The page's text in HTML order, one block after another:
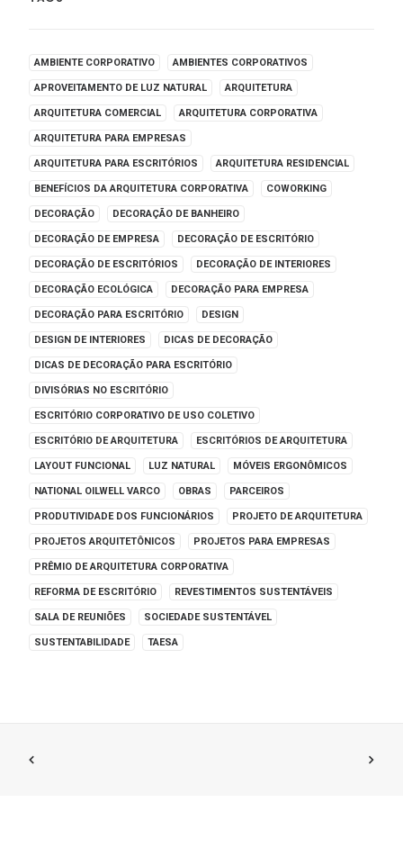
AMBIENTE CORPORATIVO AMBIENTES CORPORATIVOS
APROVEITAMENTO DE LUZ NATURAL ARQUITETURA
ARQUITETURA COMERCIAL ARQUITETURA CORPORATIVA
ARQUITETURA PARA EMPRESAS
ARQUITETURA PARA ESCRITÓRIOS ARQUITETURA RESIDENCIAL
BENEFÍCIOS DA ARQUITETURA CORPORATIVA COWORKING
DECORAÇÃO DECORAÇÃO DE BANHEIRO
DECORAÇÃO DE EMPRESA DECORAÇÃO DE ESCRITÓRIO
DECORAÇÃO DE ESCRITÓRIOS DECORAÇÃO DE INTERIORES
DECORAÇÃO ECOLÓGICA DECORAÇÃO PARA EMPRESA
DECORAÇÃO PARA ESCRITÓRIO DESIGN
DESIGN DE INTERIORES DICAS DE DECORAÇÃO
DICAS DE DECORAÇÃO PARA ESCRITÓRIO
DIVISÓRIAS NO ESCRITÓRIO
ESCRITÓRIO CORPORATIVO DE USO COLETIVO
ESCRITÓRIO DE ARQUITETURA ESCRITÓRIOS DE ARQUITETURA
LAYOUT FUNCIONAL LUZ NATURAL MÓVEIS ERGONÔMICOS
NATIONAL OILWELL VARCO OBRAS PARCEIROS
PRODUTIVIDADE DOS FUNCIONÁRIOS PROJETO DE ARQUITETURA
PROJETOS ARQUITETÔNICOS PROJETOS PARA EMPRESAS
PRÊMIO DE ARQUITETURA CORPORATIVA
REFORMA DE ESCRITÓRIO REVESTIMENTOS SUSTENTÁVEIS
SALA DE REUNIÕES SOCIEDADE SUSTENTÁVEL
SUSTENTABILIDADE TAESA